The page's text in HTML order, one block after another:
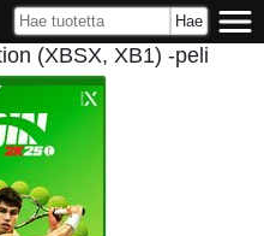
(XBSX, XB1) -peli